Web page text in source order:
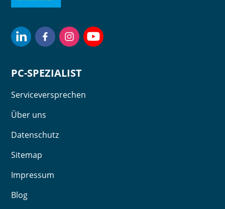
PC-SPEZIALIST
Serviceversprechen
Über uns
Datenschutz
Sitemap
Impressum
Blog